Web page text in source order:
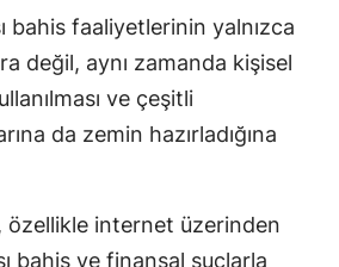
bahis faaliyetlerinin yalnızca
değil, aynı zamanda kişisel
ve çeşitli
da zemin hazırladığına
özellikle internet üzerinden
bahis ve finansal suçlarla